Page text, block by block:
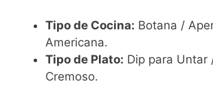
Tipo de Cocina: Botana /
Americana.
Tipo de Plato: Dip para Untar
Cremoso.